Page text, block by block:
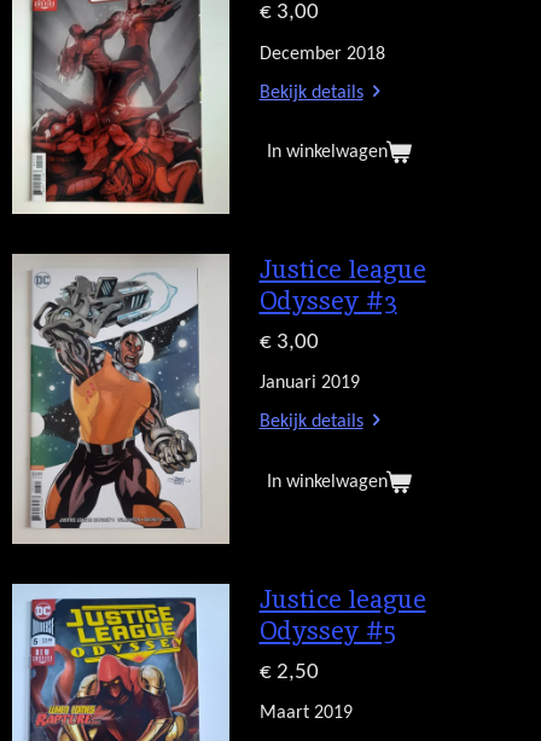
€ 3,00
December 2018
Bekijk details
In winkelwagen
Justice league
Odyssey #3
€ 3,00
Januari 2019
Bekijk details
In winkelwagen
Justice league
Odyssey #5
€ 2,50
Maart 2019